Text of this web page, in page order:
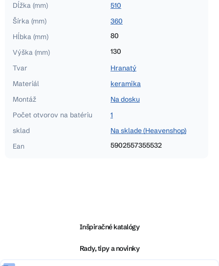
Dĺžka (mm)
510
Šírka (mm)
360
Hĺbka (mm)
80
Výška (mm)
130
Tvar
Hranatý
Materiál
keramika
Montáž
Na dosku
Počet otvorov na batériu
1
sklad
Na sklade (Heavenshop)
Ean
5902557355532
e
Inšpiračné katalógy
Rady, tipy a novinky